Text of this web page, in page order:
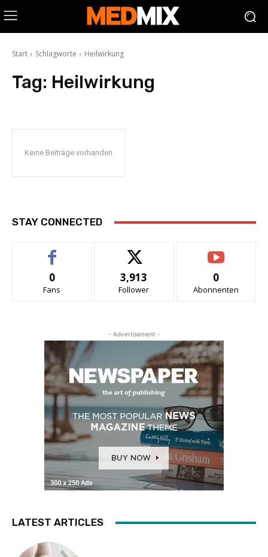
Start Schlagworte Heilwirkung
Tag: Heilwirkung
Keine Beiträge vorhanden
STAY CONNECTED
0
Fans
3,913
Follower
0
Abonnenten
- Advertisement -
LATEST ARTICLES